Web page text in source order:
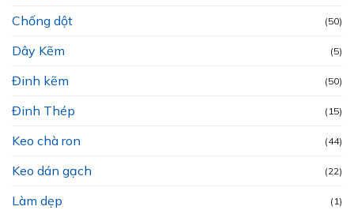
Chống dột (50)
Dây Kẽm (5)
Đinh kẽm (50)
Đinh Thép (15)
Keo chà ron (44)
Keo dán gạch (22)
Làm dẹp (1)